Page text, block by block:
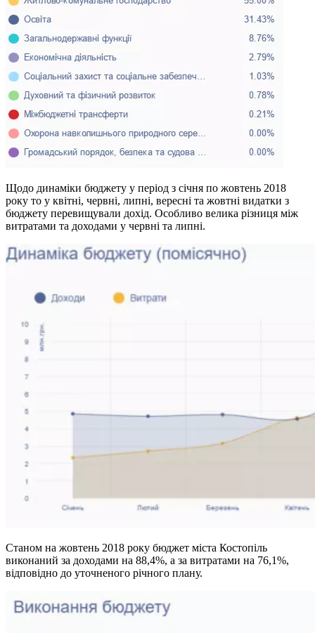
Щодо динаміки бюджету у період з січня по жовтень 2018
року то у квітні, червні, липні, вересні та жовтні видатки з
бюджету перевищували дохід. Особливо велика різниця між
витратами та доходами у червні та липні.
Станом на жовтень 2018 року бюджет міста Костопіль
виконаний за доходами на 88,4%, а за витратами на 76,1%,
відповідно до уточненого річного плану.